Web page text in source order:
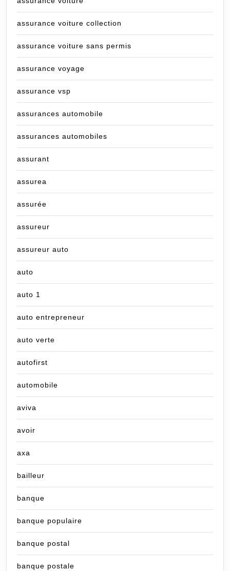
assurance voiture collection
assurance voiture sans permis
assurance voyage
assurance vsp
assurances automobile
assurances automobiles
assurant
assurea
assurée
assureur
assureur auto
auto
auto 1
auto entrepreneur
auto verte
autofirst
automobile
aviva
avoir
axa
bailleur
banque
banque populaire
banque postal
banque postale